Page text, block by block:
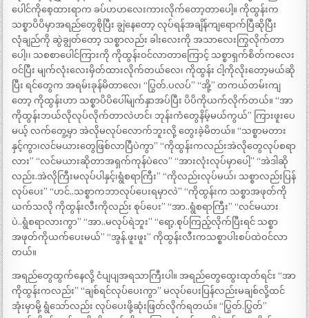
ပေါင်ကိုစေ့ထားရာက ခပ်ဟဟလေးကားလိုက်တော့တာပေါ့။ ကိုထွန်းက
သစ္စာပိပိမှာအရည်တွေစိုပြီး ချွဲနေတော့ လုပ်ရန်အချိန်ကျရောက်ပြီဆိုပြီး
လုံချည်ကို ဆွဲချွတ်တော့ သစ္စာလည်း ခါးလေးကို အသာလေးကြွလိုက်တာ
ပေါ့၊၊ သစစာပေါင်ကြားကို ကိုထွန်းဝင်လာတာကြောင့် သစ္စာရှက်စိတ်ကလေး
ဝင်ပြီး မျက်လုံးလေးမှိတ်ထားလိုက်တယ်လေ၊ ကိုထွန်း ငါ့ကိုလိုးတော့မယ်ဆို
ပြီး ရင်တွေက အရမ်းခုန်မိတာလေ၊ “ပြွတ်.ပလပ်” “အို့” တကယ်တမ်းကျ
တော့ ကိုထွန်းဟာ သစ္စာပိပိပေါ်မျက်နှာအပ်ပြီး ပိပိကိုယက်လိုက်တယ်။ “အာ
ကိုထွန်းဘယ်လိုလုပ်လိုက်တာလဲဟင်၊ ဘုန်းကံတွေနိမ့်မယ်ကွယ်” ကြားဖူးပေ
မယ့် လက်တွေ့မှာ အဲလိုမလုပ်လောက်ဘူးလို့ တွေးခဲ့မိတယ်။ “သစ္စာမတား
နှင့်ကွာ၊လင်မယားတွေဖြစ်လာပြီပဲကွာ” “ကိုထွန်းကလည်းအဲလိုတွေလုပ်စရာ
လား” “လင်မယားဆိုတာအရှက်ကုန်ပဲလေ” “အားလုံးလုပ်မှာပေါ့” “အဲဒါဆို
လည်း.အဲလိုကြီးမလုပ်ပါနှင့်၊ရွံစရာကြီး” “ကိုလည်းလုပ်မယ်၊ သစ္စာလည်းပြန်
လုပ်ပေး” “ဟင်..သစ္စာကဘာလုပ်ပေးရမှာလဲ” “ကိုထွန်းက သစ္စာအဖုတ်ကို
ယက်သလို ကိုထွန်းလီးကိုလည်း စုပ်ပေး” “အာ..ရွံစရာကြီး” “လင်မယား
ပဲ..ရွံစရာလားကွာ” “အာ..မလုပ်ရဲဘူး” “ရော့.စုပ်ကြည့်လိုက်ပြီးရင် သစ္စာ
အဖုတ်ကိုယက်ပေးမယ်” “အွန်.ဖူးဖူး” ကိုထွန်းလီးကသစ္စာပါးစပ်ထဲဝင်လာ
တယ်။
အရည်တွေထွက်နေလို့ ငံပျပျအရသာကြီးပါ။ အရည်တွေထွေးထုတ်ရင်း “အာ
ကိုထွန်းကလည်း” “ချစ်ရင်လုပ်ပေးကွာ” မလုပ်ပေးပြန်လည်းမချစ်လို့ထင်
အုံးမှာမို့ ရွံသော်လည်း လုပ်ပေးဖို့ဆုံးဖြတ်လိုက်ရတယ်။ “ပြွတ်.ပြွတ်”